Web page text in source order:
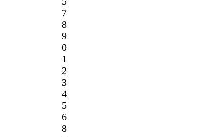
7
8
9
0
1
2
3
4
5
6
8